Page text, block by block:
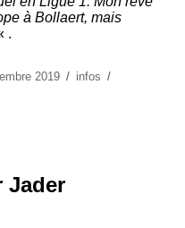
à Bollaert, mais
.
2019 Catégories
infos
Jader